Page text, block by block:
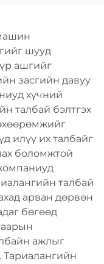
шууд
ашгийг
засгийн давуу
хүчний
талбай бэлтгэх
илүү их талбайг
боломжтой
талбай
арван дөрвөн
бөгөөд
ажлыг
Тариалангийн